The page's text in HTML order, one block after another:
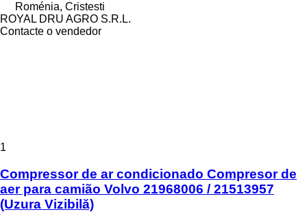
Roménia, Cristesti
ROYAL DRU AGRO S.R.L.
Contacte o vendedor
1
Compressor de ar condicionado Compresor de
aer para camião Volvo 21968006 / 21513957
(Uzura Vizibilă)